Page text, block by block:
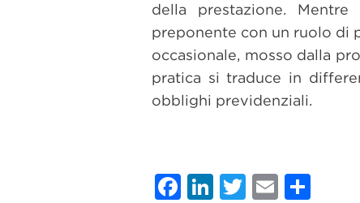
della prestazione.
preponente con un ruolo di
occasionale, mosso dalla
pratica si traduce in
obblighi previdenziali.
Facebook
LinkedIn
Twitter
Email